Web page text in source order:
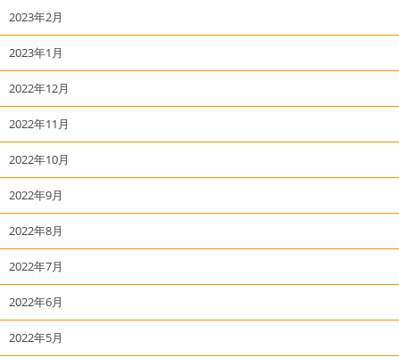
2023年2月
2023年1月
2022年12月
2022年11月
2022年10月
2022年9月
2022年8月
2022年7月
2022年6月
2022年5月